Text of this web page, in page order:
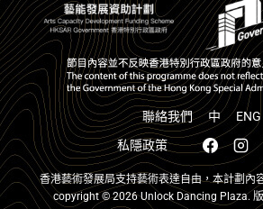
聯絡我們 中 ENG
私隱政策
香港藝術發展局支持藝術表達自由，本計劃內
copyright © 2026Unlock Dancing Plaza.